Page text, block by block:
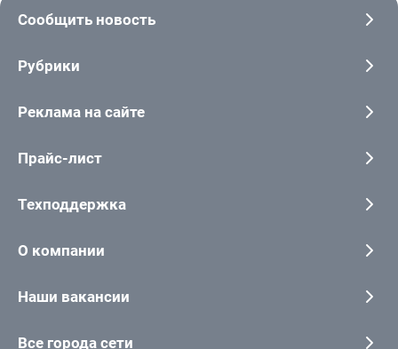
Сообщить новость
Рубрики
Реклама на сайте
Прайс-лист
Техподдержка
О компании
Наши вакансии
Все города сети